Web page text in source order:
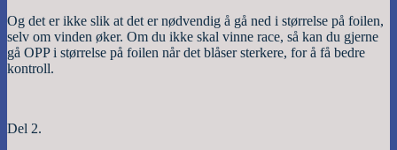
Og det er ikke slik at det er nødvendig å gå ned i størrelse på foilen,
selv om vinden øker. Om du ikke skal vinne race, så kan du gjerne
gå OPP i størrelse på foilen når det blåser sterkere, for å få bedre
kontroll.
Del 2.